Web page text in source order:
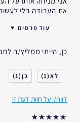
את העבודה בלי
עוד פרטים
סוג העור
דאגות העור
אני משתמש/ת באסתי
כן, הייתי ממליץ/ה
1
1
דווח/י על חוות דעת זו